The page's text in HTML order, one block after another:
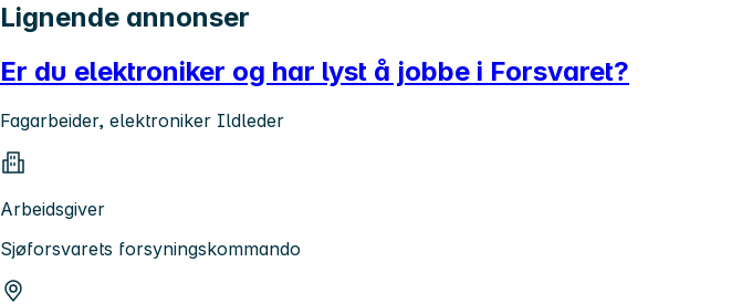
Lignende annonser
Er du elektroniker og har lyst å jobbe i Forsvaret?
Fagarbeider, elektroniker Ildleder
Arbeidsgiver
Sjøforsvarets forsyningskommando